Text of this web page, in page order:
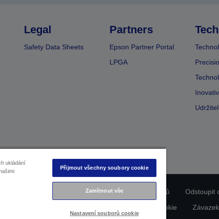
Legal
Safety Data Sheets
Partners
Epson Partner Portal
LPGA
Prohlášení o ochraně osobních údajů
Odstoupit
Informace o souborech cookie
ukládání
Přijmout všechny soubory cookie
Zamítnout vše
Nastavení souborů cookie